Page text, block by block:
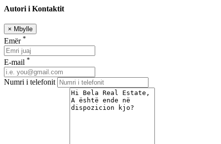
Autori i Kontaktit
× Mbylle
Emër *
E-mail *
Numri i telefonit